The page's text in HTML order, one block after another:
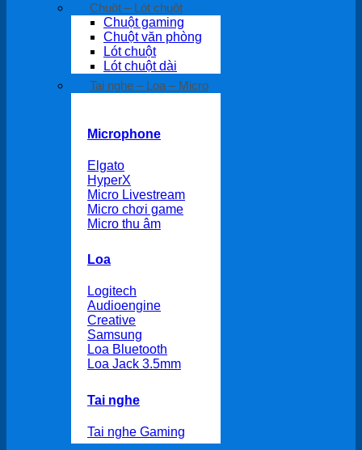
Chuột – Lót chuột
Chuột gaming
Chuột văn phòng
Lót chuột
Lót chuột dài
Tai nghe – Loa – Micro
Microphone
Elgato
HyperX
Micro Livestream
Micro chơi game
Micro thu âm
Loa
Logitech
Audioengine
Creative
Samsung
Loa Bluetooth
Loa Jack 3.5mm
Tai nghe
Tai nghe Gaming